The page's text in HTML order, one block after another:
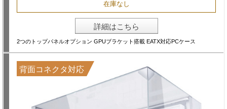
在庫なし
詳細はこちら
2つのトップパネルオプション GPUブラケット搭載 EATX対応PCケース
背面コネクタ対応